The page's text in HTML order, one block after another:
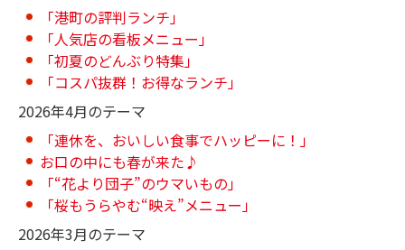
「港町の評判ランチ」
「人気店の看板メニュー」
「初夏のどんぶり特集」
「コスパ抜群！お得なランチ」
2026年4月のテーマ
「連休を、おいしい食事でハッピーに！」
お口の中にも春が来た♪
「“花より団子”のウマいもの」
「桜もうらやむ“映え”メニュー」
2026年3月のテーマ